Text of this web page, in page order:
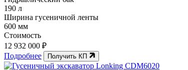
190 л
Ширина гусеничной ленты
600 мм
Стоимость
12 932 000 ₽
Подробнее
Получить КП